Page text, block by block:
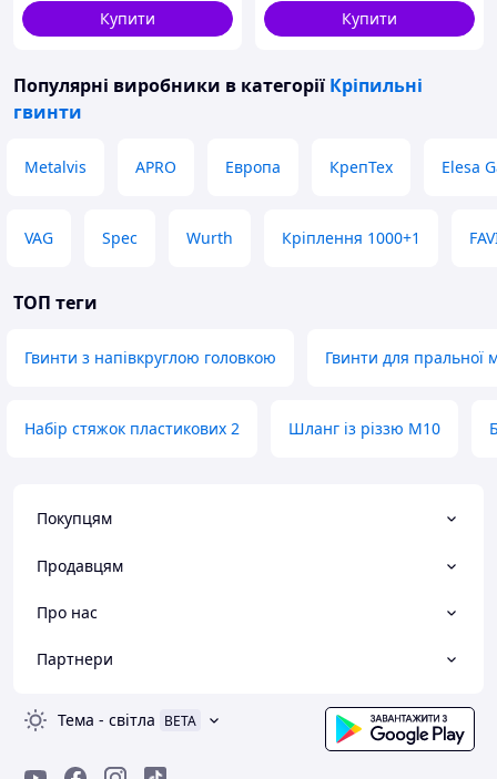
Купити
Купити
Популярні виробники в категорії Кріпильні
гвинти
Metalvis APRO Европа КрепТех Elesa
VAG Spec Wurth Кріплення 1000+1
ТОП теги
Гвинти з напівкруглою головкою Гвинти для пральної
Набір стяжок пластикових 2 Шланг із різзю M10
Покупцям
Продавцям
Про нас
Партнери
Тема - світла BETA